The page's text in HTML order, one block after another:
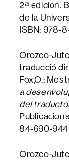
2ª edición.
de la
ISBN: 978-
Orozco-
traducció
Fox,O.;
a
del
84-690-
Orozco-